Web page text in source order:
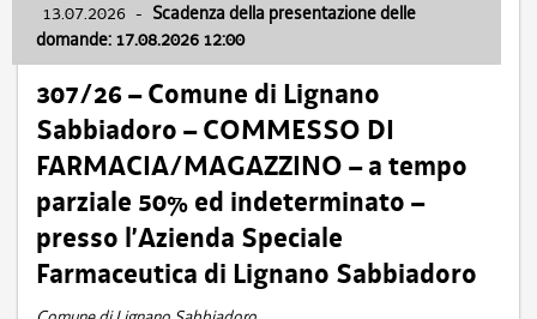
13.07.2026 - Scadenza della presentazione delle
domande: 17.08.2026 12:00
307/26 – Comune di Lignano
Sabbiadoro – COMMESSO DI
FARMACIA/MAGAZZINO – a tempo
parziale 50% ed indeterminato –
presso l’Azienda Speciale
Farmaceutica di Lignano Sabbiadoro